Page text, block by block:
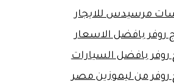
مرسيدس للايجار
روفر بافضل الاسعار
روفر بافضل السيارات
روفر من ليموزين مصر